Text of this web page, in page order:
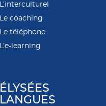
L’interculturel
Le coaching
Le téléphone
L’e-learning
ÉLYSÉES
LANGUES